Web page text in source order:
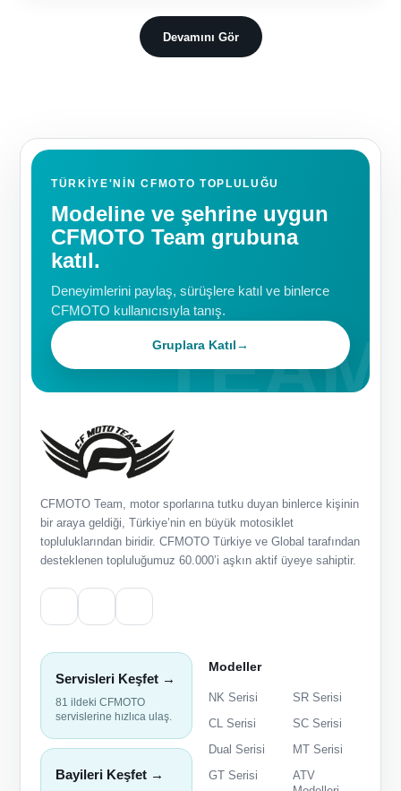
Devamını Gör
TÜRKIYE'NIN CFMOTO TOPLULUĞU
Modeline ve şehrine uygun
CFMOTO Team grubuna
katıl.
Deneyimlerini paylaş, sürüşlere katıl ve binlerce
CFMOTO kullanıcısıyla tanış.
Gruplara Katıl→
CFMOTO Team, motor sporlarına tutku duyan binlerce kişinin
bir araya geldiği, Türkiye’nin en büyük motosiklet
topluluklarından biridir. CFMOTO Türkiye ve Global tarafından
desteklenen topluluğumuz 60.000’i aşkın aktif üyeye sahiptir.
Servisleri Keşfet →
81 ildeki CFMOTO
servislerine hızlıca ulaş.
Bayileri Keşfet →
Modeller
NK Serisi
SR Serisi
CL Serisi
SC Serisi
Dual Serisi
MT Serisi
GT Serisi
ATV